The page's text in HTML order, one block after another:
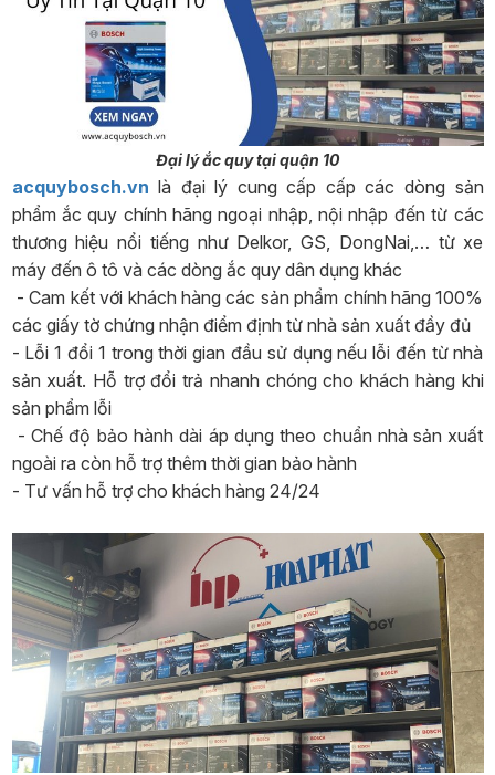
Đại lý ắc quy tại quận 10
acquybosch.vn là đại lý cung cấp cấp các dòng sản
phẩm ắc quy chính hãng ngoại nhập, nội nhập đến từ các
thương hiệu nổi tiếng như Delkor, GS, DongNai,… từ xe
máy đến ô tô và các dòng ắc quy dân dụng khác
- Cam kết với khách hàng các sản phẩm chính hãng 100%
các giấy tờ chứng nhận điểm định từ nhà sản xuất đầy đủ
- Lỗi 1 đổi 1 trong thời gian đầu sử dụng nếu lỗi đến từ nhà
sản xuất. Hỗ trợ đổi trả nhanh chóng cho khách hàng khi
sản phẩm lỗi
- Chế độ bảo hành dài áp dụng theo chuẩn nhà sản xuất
ngoài ra còn hỗ trợ thêm thời gian bảo hành
- Tư vấn hỗ trợ cho khách hàng 24/24